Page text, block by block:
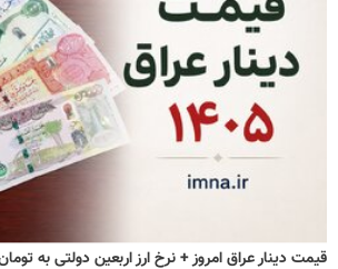
قیمت دینار عراق امروز + نرخ ارز اربعین دولتی به تومان و دلار